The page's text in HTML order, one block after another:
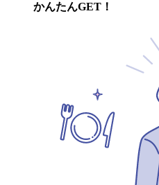
かんたんGET ！